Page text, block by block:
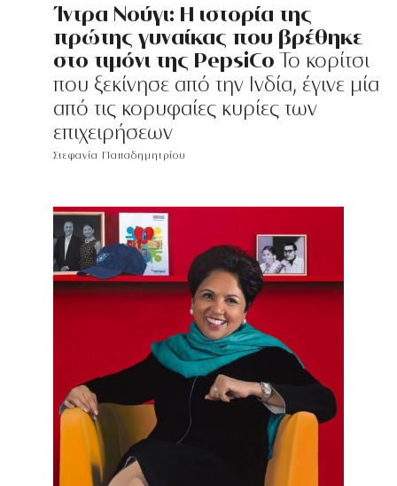
Ίντρα Νούγι: H ιστορία της
πρώτης γυναίκας που βρέθηκε
στο τιμόνι της PepsiCo To κορίτσι
που ξεκίνησε από την Ινδία, έγινε μία
από τις κορυφαίες κυρίες των
επιχειρήσεων
Στεφανία Παπαδημητρίου